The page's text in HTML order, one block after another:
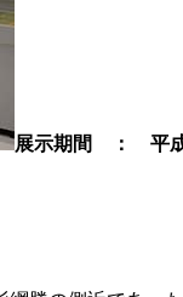
展示期間 ： 平成